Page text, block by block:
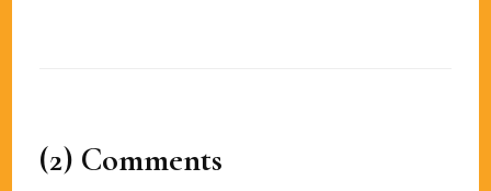
(2) Comments